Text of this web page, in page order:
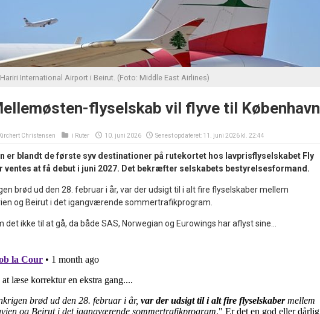
International Airport i Beirut. (Foto: Middle East Airlines)
flyselskab vil flyve til København
Christensen i Ruter 10. juni 2026 Senest opdateret: 11. juni 2026 kl. 22:44
er blandt de første syv destinationer på rutekortet hos lavprisflyselskabet Fly
ventes at få debut i juni 2027. Det bekræfter selskabets bestyrelsesformand.
brød ud den 28. februar i år, var der udsigt til i alt fire flyselskaber mellem
og Beirut i det igangværende sommertrafikprogram.
det ikke til at gå, da både SAS, Norwegian og Eurowings har aflyst sine...